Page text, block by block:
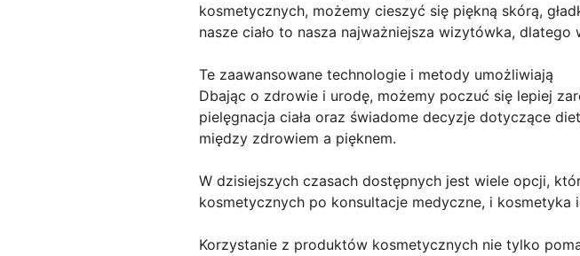
kosmetycznych, możemy cieszyć się piękną skórą,
nasze ciało to nasza najważniejsza wizytówka,
Te zaawansowane technologie i metody umożliwiają
Dbając o zdrowie i urodę, możemy poczuć się lepiej
pielęgnacja ciała oraz świadome decyzje dotyczące
między zdrowiem a pięknem.
W dzisiejszych czasach dostępnych jest wiele opcji,
kosmetycznych po konsultacje medyczne, i kosmetyka
Korzystanie z produktów kosmetycznych nie tylko